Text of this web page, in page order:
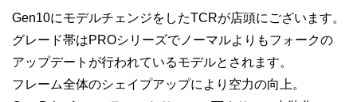
Gen10にモデルチェンジをしたTCRが店頭にございます。
グレード帯はPROシリーズでノーマルよりもフォークの
アップデートが行われているモデルとされます。
フレーム全体のシェイプアップにより空力の向上。